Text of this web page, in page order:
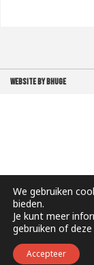
WEBSITE BY BHUGE
We gebruiken
bieden.
Je kunt meer
gebruiken of
Accepteer